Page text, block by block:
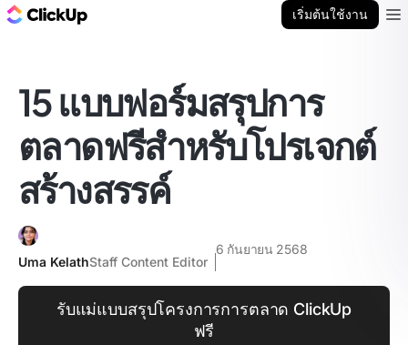
เริ่มต้นใช้งาน
15 แบบฟอร์มสรุปการ
ตลาดฟรีสำหรับโปรเจกต์
สร้างสรรค์
Uma KelathStaff Content Editor
6 กันยายน 2568
รับแม่แบบสรุปโครงการการตลาด ClickUp
ฟรี